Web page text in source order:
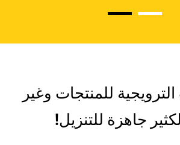
الترويجية للمنتجات وغير
جاهزة للتنزيل!